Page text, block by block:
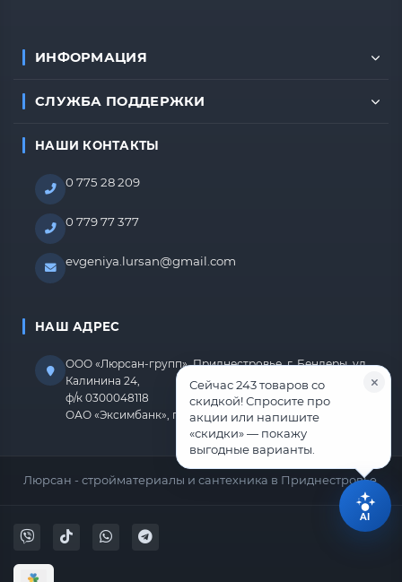
ИНФОРМАЦИЯ
СЛУЖБА ПОДДЕРЖКИ
НАШИ КОНТАКТЫ
0 775 28 209
0 779 77 377
evgeniya.lursan@gmail.com
НАШ АДРЕС
ООО «Люрсан-групп», Приднестровье, г. Бендеры, ул.
Калинина 24,
ф/к 0300048118
ОАО «Эксимбанк», г.Бендеры, р/с 2212670000000818
Люрсан - стройматериалы и сантехника в Приднестровье.
Сейчас 243 товаров со
скидкой! Спросите про
акции или напишите
«скидки» — покажу
выгодные варианты.
AI